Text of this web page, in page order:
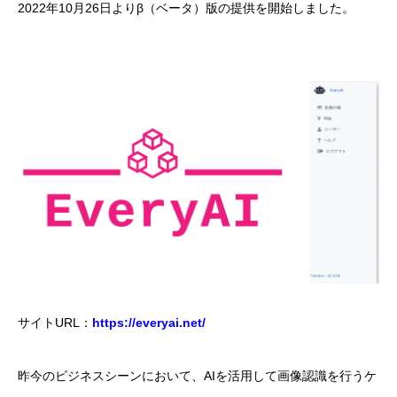
2022年10月26日よりβ（ベータ）版の提供を開始しました。
サイトURL： https://everyai.net/
昨今のビジネスシーンにおいて、AIを活用して画像認識を行うケ